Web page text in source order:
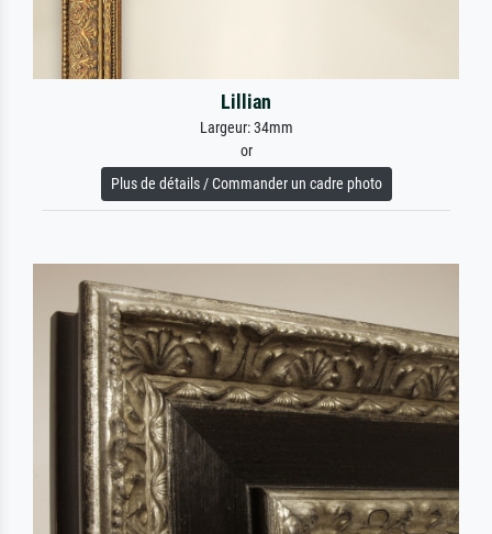
Lillian
Largeur: 34mm
or
Plus de détails / Commander un cadre photo